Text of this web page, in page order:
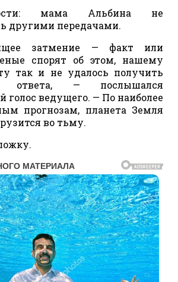
мама Альбина не
другими передачами.
затмение — факт или
спорят об этом, нашему
так и не удалось получить
ответа, — послышался
голос ведущего. — По наиболее
прогнозам, планета Земля
во тьму.